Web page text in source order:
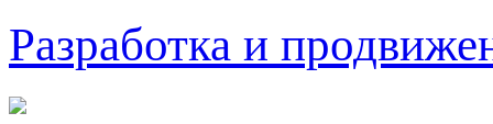
Разработка и